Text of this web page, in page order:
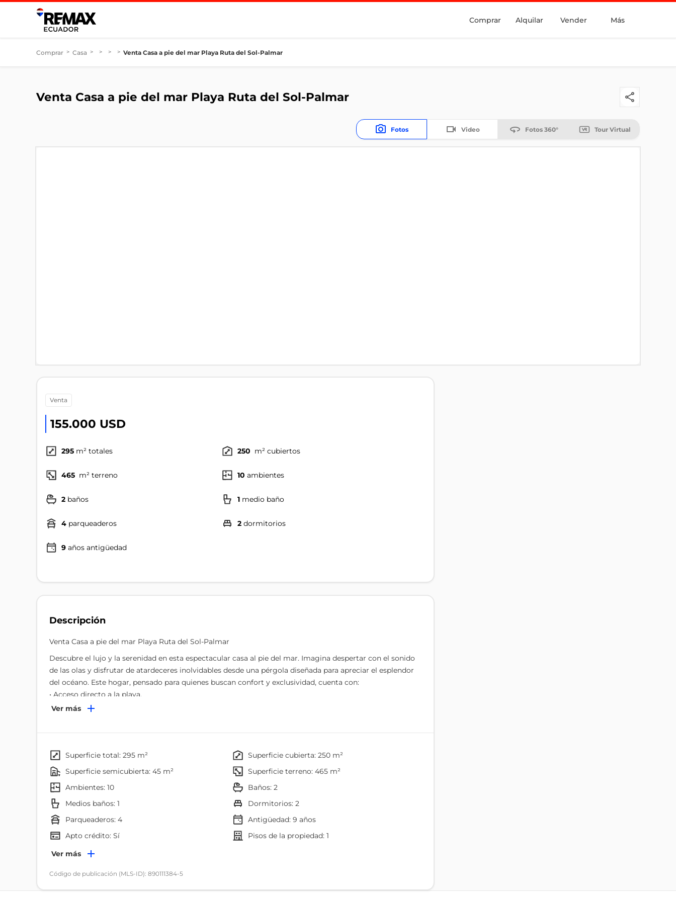
Comprar Alquilar Vender Más
Comprar > Casa > > > > Venta Casa a pie del mar Playa Ruta del Sol-Palmar
Venta Casa a pie del mar Playa Ruta del Sol-Palmar
Fotos Video Fotos 360° Tour Virtual
venta
155.000 USD
295 m² totales 250 m² cubiertos
465 m² terreno 10 ambientes
2 baños 1 medio baño
4 parqueaderos 2 dormitorios
9 años antigüedad
Descripción
Venta Casa a pie del mar Playa Ruta del Sol-Palmar
Descubre el lujo y la serenidad en esta espectacular casa al pie del mar. Imagina despertar con el sonido
de las olas y disfrutar de atardeceres inolvidables desde una pérgola diseñada para apreciar el esplendor
del océano. Este hogar, pensado para quienes buscan confort y exclusividad, cuenta con:
• Acceso directo a la playa.
• Amplia terraza y área de barbacoa para compartir con familia y amigos.
• Dormitorio máster con baño privado y walk-in clóset.
Aires acondicionados en las habitaciones y área social
• Espacios cómodos para cada miembro del hogar, incluyendo área para servicio doméstico.
• Cuatro parqueos cerrados y cerco eléctrico para tu seguridad.
Vive el estilo de vida que siempre soñaste en un entorno de paz, naturaleza y elegancia.
Contáctame para más información o agenda una visita: 0999480290 (WhatsApp disponible).*”
Ver más
superficie total: 295 m²
superficie cubierta: 250 m²
superficie semicubierta: 45 m²
superficie terreno: 465 m²
ambientes: 10
baños: 2
Medios baños: 1
dormitorios: 2
parqueaderos: 4
Antigüedad:9 años
Apto crédito: Sí
pisos de la propiedad: 1
Ambientes
Dormitorio
Baño
Terraza
Ver más
Código de publicación (MLS-ID): 890111384-5